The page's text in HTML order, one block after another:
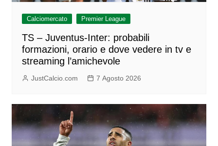
Calciomercato Premier League
TS – Juventus-Inter: probabili
formazioni, orario e dove vedere in tv e
streaming l’amichevole
JustCalcio.com 7 Agosto 2026